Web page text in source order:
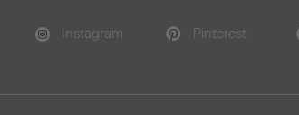
Instagram Pinterest